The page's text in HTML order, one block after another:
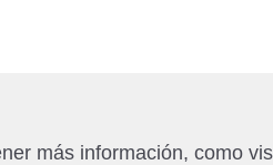
más información, como